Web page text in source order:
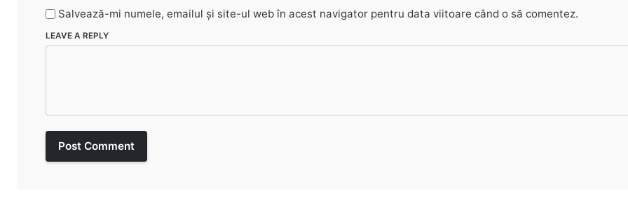
Salvează-mi numele, emailul și site-ul web în acest navigator pentru data viitoare când o să comentez.
LEAVE A REPLY
Post Comment